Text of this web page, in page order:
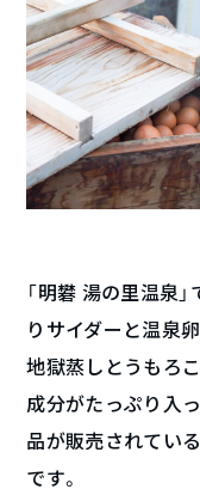
「明礬 湯の里温泉
りサイダーと温泉
地獄蒸しとうもろ
成分がたっぷり入
品が販売されてい
です。